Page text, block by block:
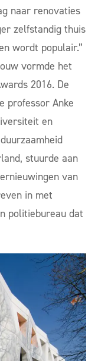
naar renovaties
zelfstandig thuis
wordt populair.”
vormde het
2016. De
professor Anke
en
stuurde aan
van
in met
politiebureau dat